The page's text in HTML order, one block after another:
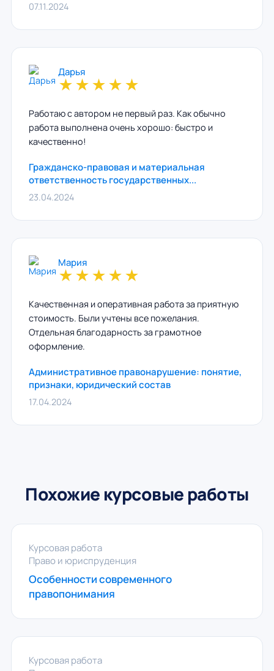
07.11.2024
Дарья
★★★★★
Работаю с автором не первый раз. Как обычно
работа выполнена очень хорошо: быстро и
качественно!
Гражданско-правовая и материальная
ответственность государственных...
23.04.2024
Мария
★★★★★
Качественная и оперативная работа за приятную
стоимость. Были учтены все пожелания.
Отдельная благодарность за грамотное
оформление.
Административное правонарушение: понятие,
признаки, юридический состав
17.04.2024
Похожие курсовые работы
Курсовая работа
Право и юриспруденция
Особенности современного
правопонимания
Курсовая работа